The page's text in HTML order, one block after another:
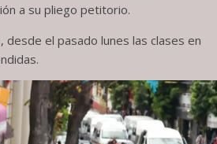
a su pliego petitorio.
desde el pasado lunes las clases en